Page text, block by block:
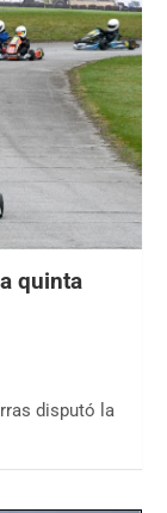
quinta
disputó la